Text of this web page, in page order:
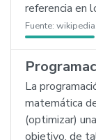
referencia en
Fuente:
La
matemática
(optimizar)
objetivo, de